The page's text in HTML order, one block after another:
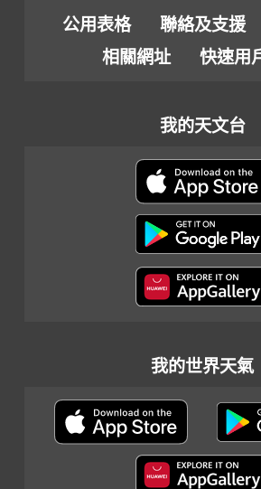
公用表格 聯絡及支援
相關網址
快速用
我的天文台
我的世界天氣